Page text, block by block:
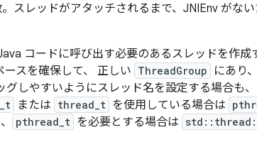
。スレッドがアタッチされるまで、JNIEnv がない
コードに呼び出す必要のあるスレッドを作成
スを確保して、 正しい ThreadGroup にあり
グしやすいようにスレッド名を設定する場合も
または thread_t を使用している場合は
pthread_t を必要とする場合は